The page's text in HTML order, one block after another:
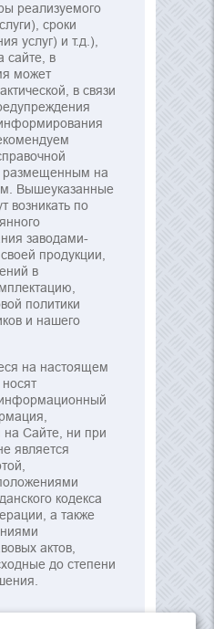
реализуемого
сроки
услуг) и т.д.),
сайте, в
может
в связи
на
Вышеуказанные
возникать по
заводами-
продукции,
в
политики
и нашего
на настоящем
на Сайте, ни при
является
кодекса
а также
актов,
до степени